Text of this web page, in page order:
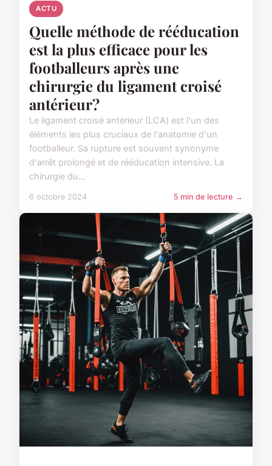
ACTU
Quelle méthode de rééducation
est la plus efficace pour les
footballeurs après une
chirurgie du ligament croisé
antérieur?
Le ligament croisé antérieur (LCA) est l'un des
éléments les plus cruciaux de l'anatomie d'un
footballeur. Sa rupture est souvent synonyme
d'arrêt prolongé et de rééducation intensive. La
chirurgie du...
6 octobre 2024 5 min de lecture →